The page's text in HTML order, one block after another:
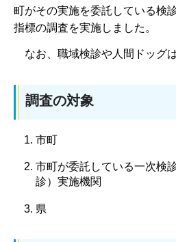
町がその実施を委託している検
指標の調査を実施しました。
なお、職域検診や人間ドッグ
調査の対象
市町
市町が委託している一次検
診）実施機関
県